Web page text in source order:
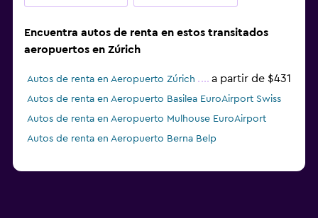
Encuentra autos de renta en estos transitados
aeropuertos en Zúrich
Autos de renta en Aeropuerto Zúrich a partir de $431
Autos de renta en Aeropuerto Basilea EuroAirport Swiss
Autos de renta en Aeropuerto Mulhouse EuroAirport
Autos de renta en Aeropuerto Berna Belp